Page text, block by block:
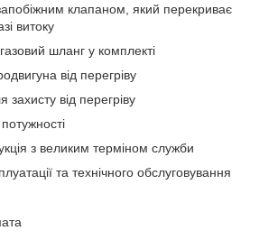
клапаном, який перекриває
витоку
шланг у комплекті
від перегріву
захисту від перегріву
з великим терміном служби
та технічного обслуговування